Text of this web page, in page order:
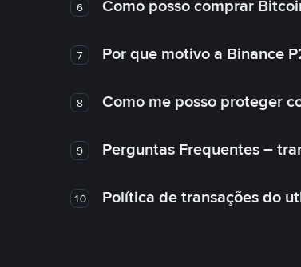
6 Como posso comprar
7 Por que motivo a Binance
8 Como me posso proteger
9 Perguntas Frequentes –
10 Política de transações do